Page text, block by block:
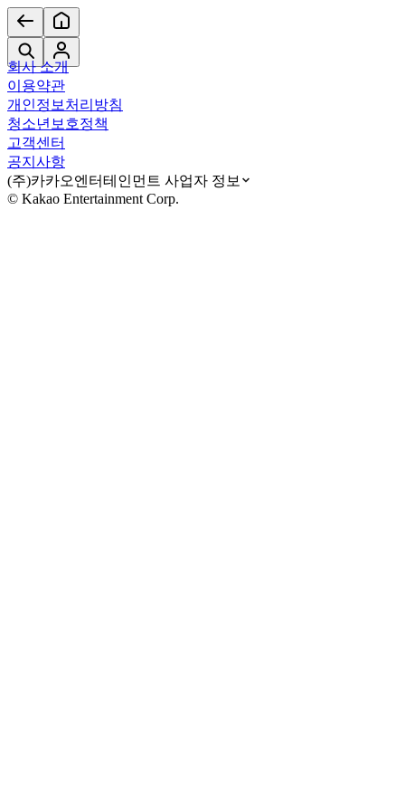
회사 소개
이용약관
개인정보처리방침
청소년보호정책
고객센터
공지사항
(주)카카오엔터테인먼트 사업자 정보
© Kakao Entertainment Corp.